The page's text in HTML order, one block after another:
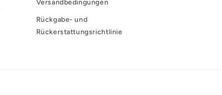
Versandbedingungen
Rückgabe- und
Rückerstattungsrichtlinie